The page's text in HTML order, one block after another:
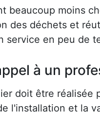
beaucoup moins
des déchets et
service en peu de
à un
doit être
l'installation et la